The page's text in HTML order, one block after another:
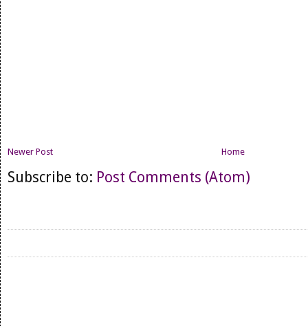
Newer Post Home
Subscribe to: Post Comments (Atom)